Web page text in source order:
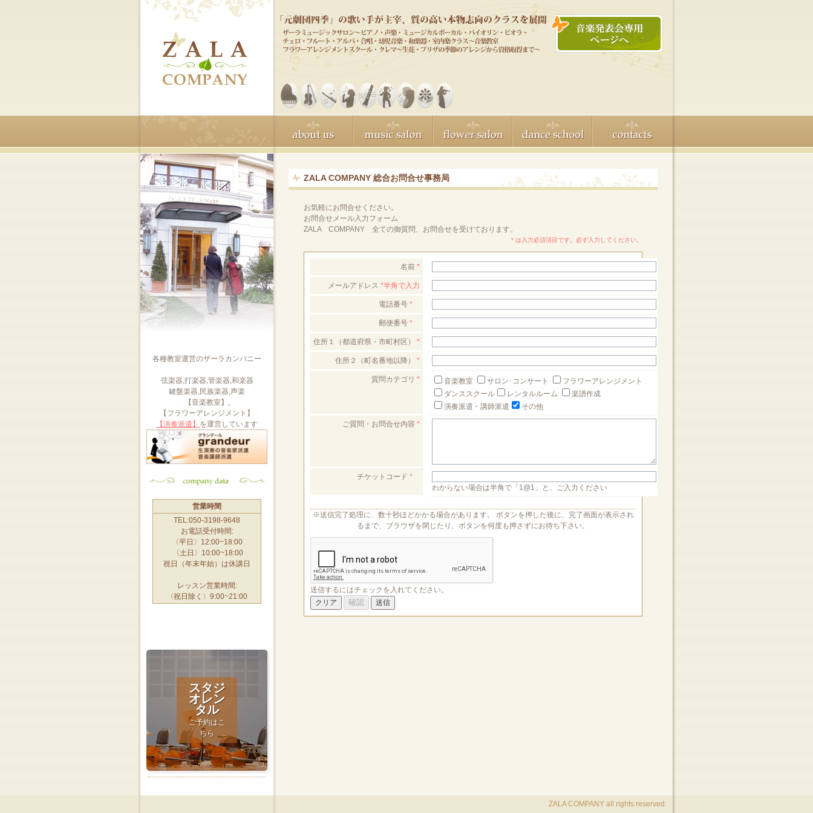
ZALA COMPANY 総合お問合せ事務局
お気軽にお問合せください。
お問合せメール入力フォーム
ZALA COMPANY 全ての御質問、お問合せを受けております。
* は入力必須項目です。必ず入力してください。
名前 *
メールアドレス *半角で入力
電話番号 *
郵便番号 *
住所１（都道府県・市町村区） *
住所２（町名番地以降） *
質問カテゴリ * 音楽教室 サロン･コンサート
フラワーアレンジメント
ダンススクール
レンタルルーム
楽譜作成
演奏派遣・講師派遣
その他
ご質問・お問合せ内容 *
チケットコード *
わからない場合は半角で「1@1」と、ご入力ください
※送信完了処理に、数十秒ほどかかる場合があります。 ボタンを押した後に、完了画面が表示され
るまで、ブラウザを閉じたり、ボタンを何度も押さずにお待ち下さい。
送信するにはチェックを入れてください。
確認
各種教室運営のザーラカンパニー
弦楽器,打楽器,管楽器,和楽器
鍵盤楽器,民族楽器,声楽
【音楽教室】,
【フラワーアレンジメント】
【演奏派遣】 を運営しています
営業時間
TEL:050-3198-9648
お電話受付時間:
〈平日〉12:00~18:00
〈土日〉10:00~18:00
祝日（年末年始）は休講日
レッスン営業時間:
〈祝日除く〉9:00~21:00
スタジ
オレン
タル
ご予約はこ
ちら
ZALA COMPANY all rights reserved.